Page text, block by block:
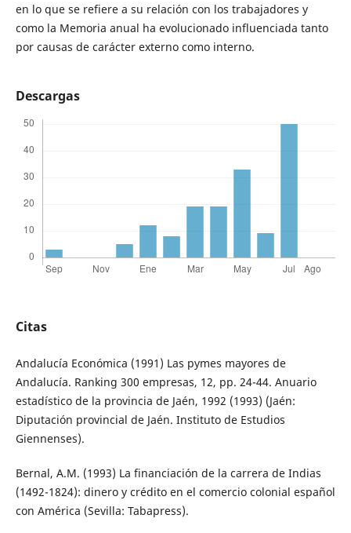
en lo que se refiere a su relación con los trabajadores y
como la Memoria anual ha evolucionado influenciada tanto
por causas de carácter externo como interno.
Descargas
Citas
Andalucía Económica (1991) Las pymes mayores de
Andalucía. Ranking 300 empresas, 12, pp. 24-44. Anuario
estadístico de la provincia de Jaén, 1992 (1993) (Jaén:
Diputación provincial de Jaén. Instituto de Estudios
Giennenses).
Bernal, A.M. (1993) La financiación de la carrera de Indias
(1492-1824): dinero y crédito en el comercio colonial español
con América (Sevilla: Tabapress).